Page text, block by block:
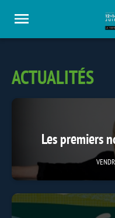
ACTUALITÉS
Les premiers